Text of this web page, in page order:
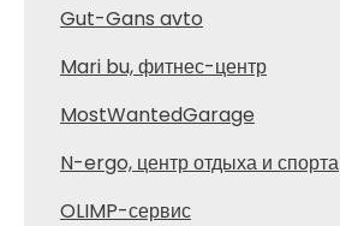
Gut-Gans avto
Mari bu, фитнес-центр
MostWantedGarage
N-ergo, центр отдыха и спорта
OLIMP-сервис